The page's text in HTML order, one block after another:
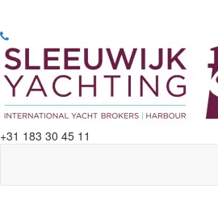
+31 183 30 45 11